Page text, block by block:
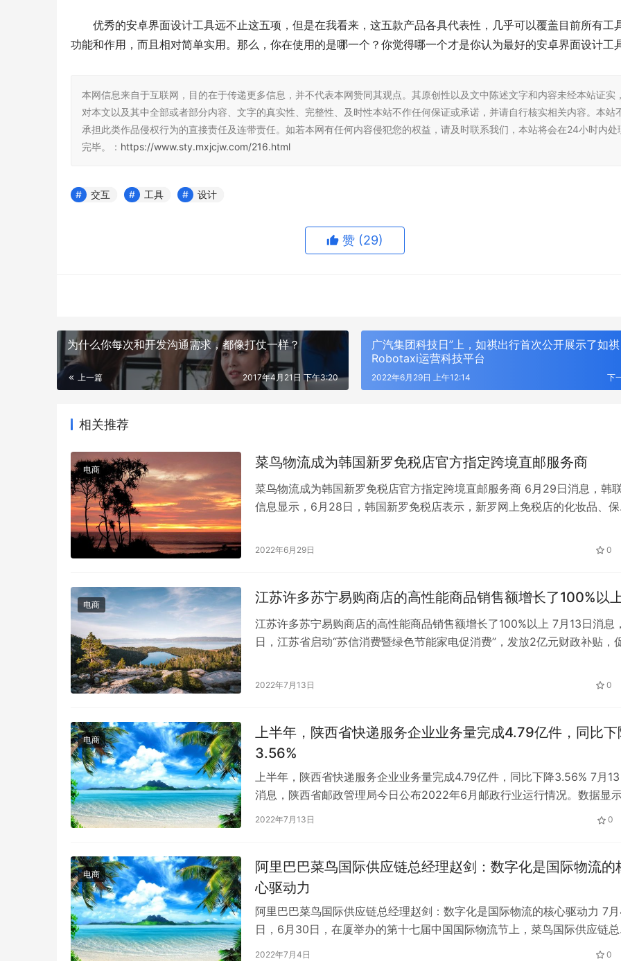
优秀的安卓界面设计工具远不止这五项，但是在我看来，这五款产品各具代表性，几乎可以覆盖目前所有工
功能和作用，而且相对简单实用。那么，你在使用的是哪一个？你觉得哪一个才是你认为最好的安卓界面设计工
本网信息来自于互联网，目的在于传递更多信息，并不代表本网赞同其观点。其原创性以及文中陈述文字和内容未经本站证实，
对本文以及其中全部或者部分内容、文字的真实性、完整性、及时性本站不作任何保证或承诺，并请自行核实相关内容。本站
承担此类作品侵权行为的直接责任及连带责任。如若本网有任何内容侵犯您的权益，请及时联系我们，本站将会在24小时内处
完毕。： https://www.sty.mxjcjw.com/216.html
交互 工具 设计
赞 (29)
为什么你每次和开发沟通需求，都像打仗一样？
上一篇 2017年4月21日 下午3:20
广汽集团科技日”上，如祺出行首次公开展示了如祺
Robotaxi运营科技平台
下
2022年6月29日 上午12:14
相关推荐
电商 菜鸟物流成为韩国新罗免税店官方指定跨境直邮服务商
菜鸟物流成为韩国新罗免税店官方指定跨境直邮服务商 6月29日消息，韩
信息显示，6月28日，韩国新罗免税店表示，新罗网上免税店的化妆品、保
2022年6月29日 0
电商 江苏许多苏宁易购商店的高性能商品销售额增长了100%以
江苏许多苏宁易购商店的高性能商品销售额增长了100%以上 7月13日消息
日，江苏省启动“苏信消费暨绿色节能家电促消费”，发放2亿元财政补贴，
2022年7月13日 0
电商
上半年，陕西省快递服务企业业务量完成4.79亿件，同比下
3.56%
上半年，陕西省快递服务企业业务量完成4.79亿件，同比下降3.56% 7月13
消息，陕西省邮政管理局今日公布2022年6月邮政行业运行情况。数据显
1-6月，陕西省快递服务企业…
2022年7月13日 0
电商
阿里巴巴菜鸟国际供应链总经理赵剑：数字化是国际物流的
心驱动力
阿里巴巴菜鸟国际供应链总经理赵剑：数字化是国际物流的核心驱动力 7
日，6月30日，在厦举办的第十七届中国国际物流节上，菜鸟国际供应链总
理赵建接受媒体采访。赵建表示，随着中国产…
2022年7月4日 0